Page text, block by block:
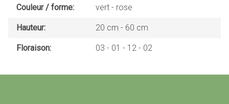
Couleur / forme vert rose
Hauteur 20 cm 60 cm
Floraison 03 01 12 02